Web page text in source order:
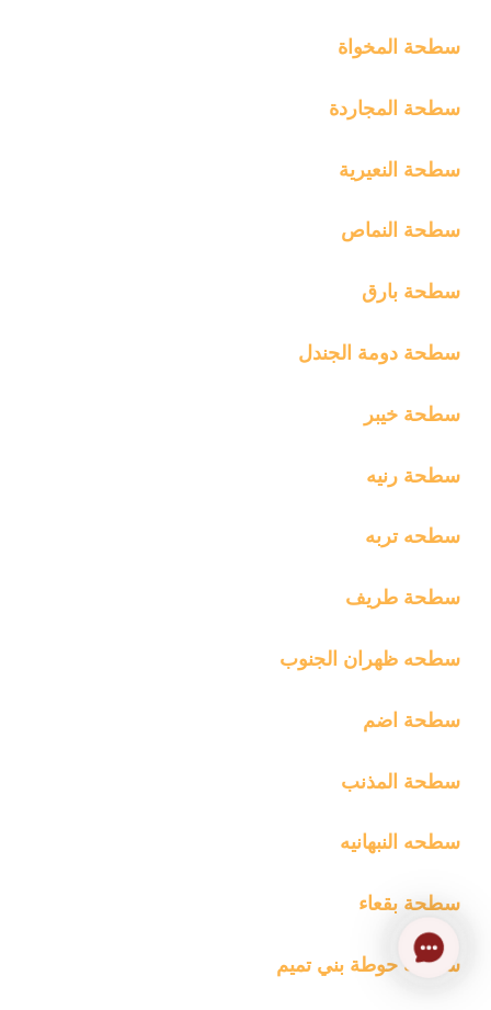
سطحة المخواة
سطحة المجاردة
سطحة النعيرية
سطحة النماص
سطحة بارق
سطحة دومة الجندل
سطحة خيبر
سطحة رنيه
سطحه تربه
سطحة طريف
سطحه ظهران الجنوب
سطحة اضم
سطحة المذنب
سطحه النبهانيه
سطحة بقعاء
سطحة حوطة بني تميم
Contact
Us